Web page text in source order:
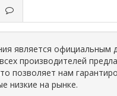
является официальным
производителей
позволяет нам
низкие на рынке.